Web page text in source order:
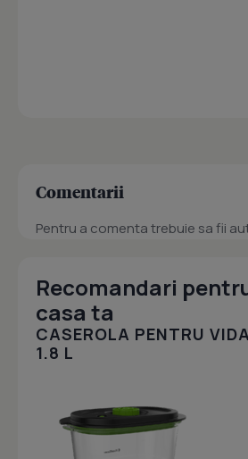
Comentarii
Pentru a comenta trebuie sa fii
Recomandari
casa ta
CASEROLA PENTRU
1.8 L